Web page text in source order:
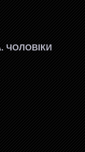
ЧОЛОВІКИ